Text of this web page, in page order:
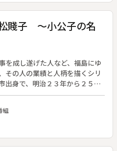
賤子 ～小公子の名
を成し遂げた人など、福島にゆ
その人の業績と人柄を描くシリ
出身で、明治２３年から２５年
作「小公子」を翻訳し、その才
に養子になるなど波乱に富んだ
組